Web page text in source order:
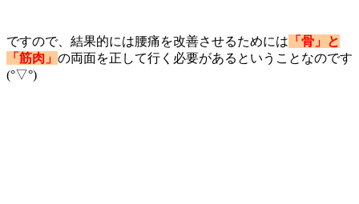
ですので、結果的には腰痛を改善させるためには 「骨」と
「筋肉」 の両面を正して行く必要があるということなのです
(°▽°)